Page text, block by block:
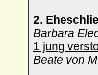
2.
Barbara
1 jung
Beate von